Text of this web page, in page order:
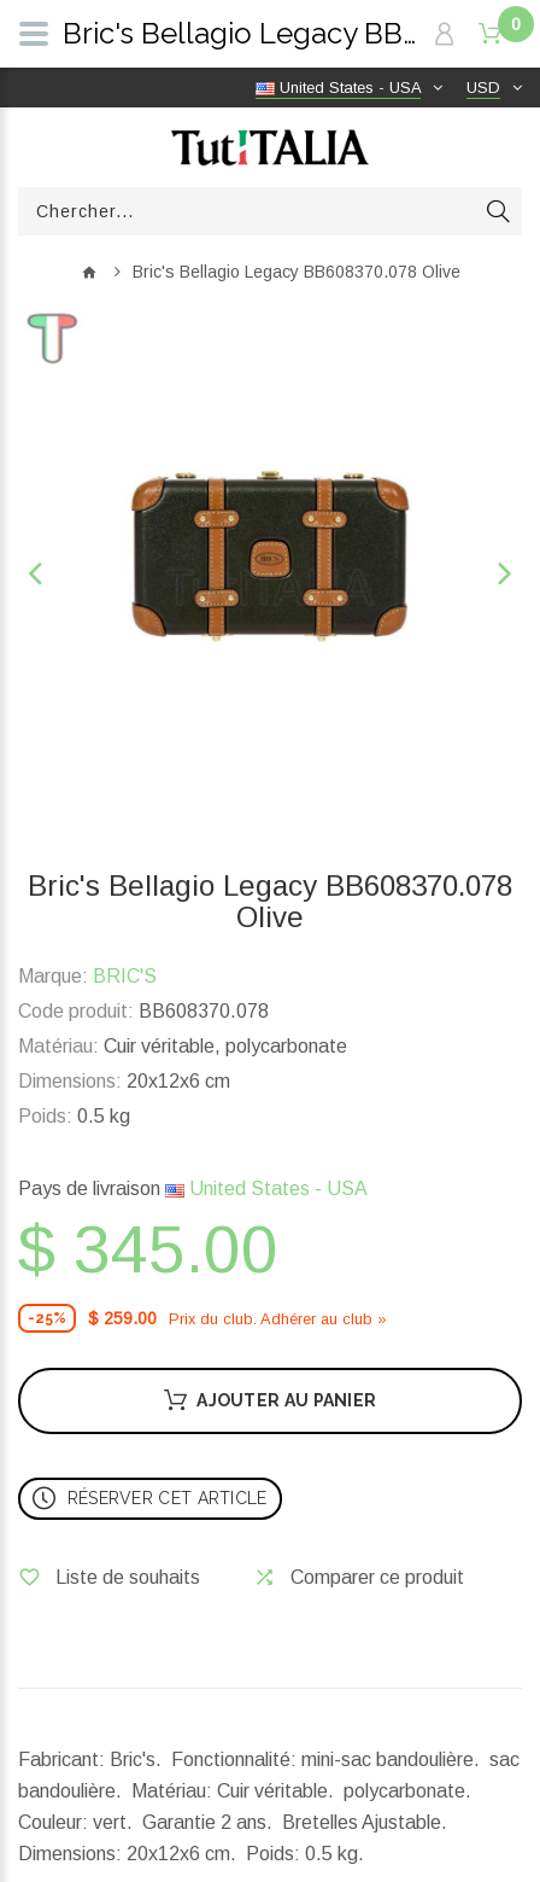
USD
United States - USA
0
Bric's Bellagio Legacy BB608370.078 Olive
Bric's Bellagio Legacy BB608370.078
Olive
Marque: BRIC'S
Code produit: BB608370.078
Matériau: Cuir véritable, polycarbonate
Dimensions: 20x12x6 cm
Poids: 0.5 kg
Pays de livraison United States - USA
$ 345.00
-25% $ 259.00 Prix ​​du club. Adhérer au club »
AJOUTER AU PANIER
RÉSERVER CET ARTICLE
Liste de souhaits Comparer ce produit
Fabricant: Bric's. Fonctionnalité: mini-sac bandoulière. sac
bandoulière. Matériau: Cuir véritable. polycarbonate.
Couleur: vert. Garantie 2 ans. Bretelles Ajustable.
Dimensions: 20x12x6 cm. Poids: 0.5 kg.
Bric's Bellagio Legacy BB608370.078 Olive | TutITALIA